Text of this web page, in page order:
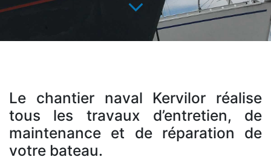
Le chantier naval Kervilor réalise
tous les travaux d’entretien, de
maintenance et de réparation de
votre bateau.